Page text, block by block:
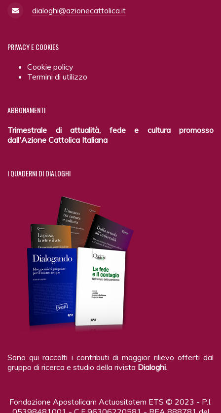
dialoghi@azionecattolica.it
PRIVACYE COOKIES
Cookie policy
Termini di utilizzo
ABBONAMENTI
Trimestrale di attualità, fede e cultura promosso
dall'Azione Cattolica Italiana
IQUADERNI DI DIALOGHI
Sono qui raccolti i contributi di maggior rilievo offerti dal
gruppo di ricerca e studio della rivista Dialoghi
Fondazione Apostolicam Actuositatem ETS © 2023 - P.I.